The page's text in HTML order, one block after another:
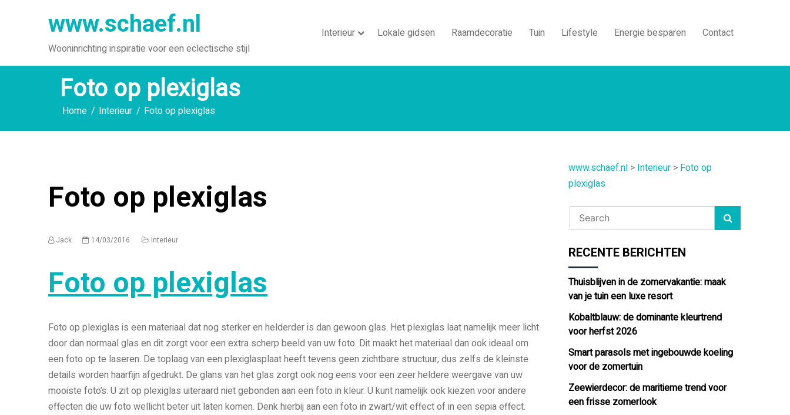
www.schaef.nl
Wooninrichting inspiratie voor een eclectische stijl
Interieur Lokale gidsen Raamdecoratie Tuin Lifestyle Energie besparen Contact
Foto op plexiglas
Home Interieur Foto op plexiglas
Foto op plexiglas
Jack 14/03/2016 Interieur
Foto op plexiglas
Foto op plexiglas is een materiaal dat nog sterker en helderder is dan gewoon glas. Het plexiglas laat namelijk meer licht
door dan normaal glas en dit zorgt voor een extra scherp beeld van uw foto. Dit maakt het materiaal dan ook ideaal om
een foto op te laseren. De toplaag van een plexiglasplaat heeft tevens geen zichtbare structuur, dus zelfs de kleinste
details worden haarfijn afgedrukt. De glans van het glas zorgt ook nog eens voor een zeer heldere weergave van uw
mooiste foto’s. U zit op plexiglas uiteraard niet gebonden aan een foto in kleur. U kunt namelijk ook kiezen voor andere
effecten die uw foto wellicht beter uit laten komen. Denk hierbij aan een foto in zwart/wit effect of in een sepia effect.
www.schaef.nl > Interieur > Foto op
plexiglas
RECENTE BERICHTEN
Thuisblijven in de zomervakantie: maak
van je tuin een luxe resort
Kobaltblauw: de dominante kleurtrend
voor herfst 2026
Smart parasols met ingebouwde koeling
voor de zomertuin
Zeewierdecor: de maritieme trend voor
een frisse zomerlook